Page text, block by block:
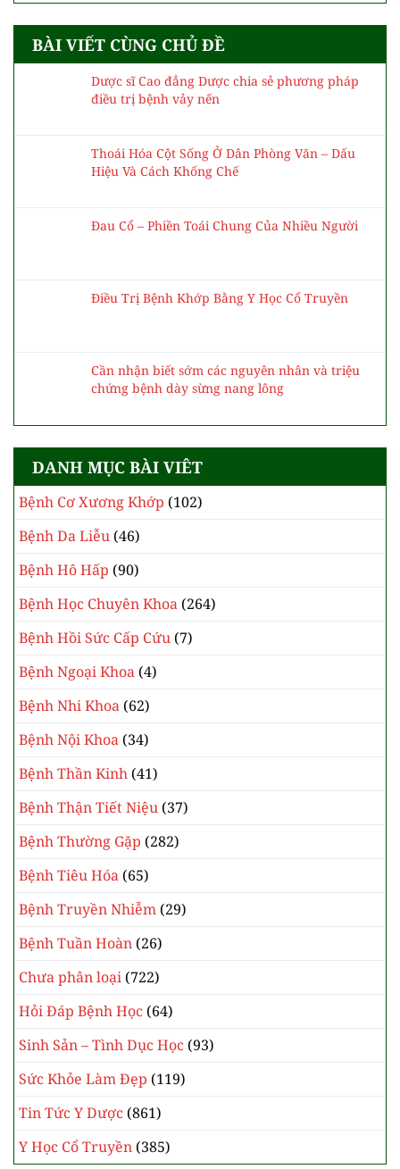
BÀI VIẾT CÙNG CHỦ ĐỀ
Dược sĩ Cao đẳng Dược chia sẻ phương pháp
điều trị bệnh vảy nến
Thoái Hóa Cột Sống Ở Dân Phòng Văn – Dấu
Hiệu Và Cách Khống Chế
Đau Cổ – Phiền Toái Chung Của Nhiều Người
Điều Trị Bệnh Khớp Bằng Y Học Cổ Truyền
Cần nhận biết sớm các nguyên nhân và triệu
chứng bệnh dày sừng nang lông
DANH MỤC BÀI VIÊT
Bệnh Cơ Xương Khớp (102)
Bệnh Da Liễu (46)
Bệnh Hô Hấp (90)
Bệnh Học Chuyên Khoa (264)
Bệnh Hồi Sức Cấp Cứu (7)
Bệnh Ngoại Khoa (4)
Bệnh Nhi Khoa (62)
Bệnh Nội Khoa (34)
Bệnh Thần Kinh (41)
Bệnh Thận Tiết Niệu (37)
Bệnh Thường Gặp (282)
Bệnh Tiêu Hóa (65)
Bệnh Truyền Nhiễm (29)
Bệnh Tuần Hoàn (26)
Chưa phân loại (722)
Hỏi Đáp Bệnh Học (64)
Sinh Sản – Tình Dục Học (93)
Sức Khỏe Làm Đẹp (119)
Tin Tức Y Dược (861)
Y Học Cổ Truyền (385)